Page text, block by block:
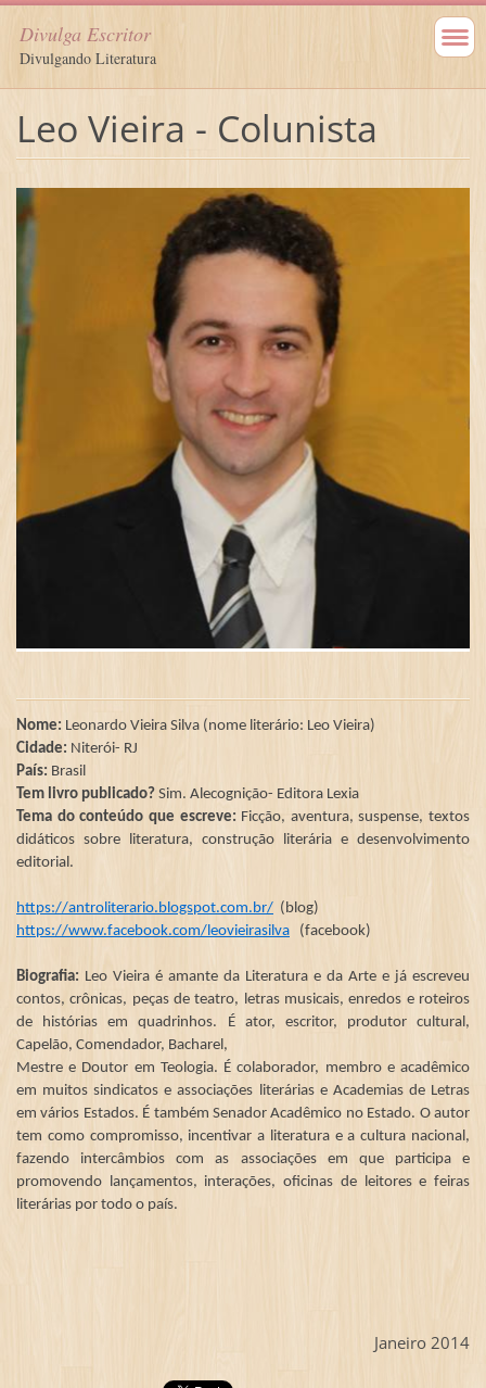
Divulga Escritor
Divulgando Literatura
Leo Vieira - Colunista
Nome: Leonardo Vieira Silva (nome literário: Leo Vieira)
Cidade: Niterói- RJ
País: Brasil
Tem livro publicado?Sim. Alecognição- Editora Lexia
Tema do conteúdo que escreve: Ficção, aventura, suspense, textos
didáticos sobre literatura, construção literária e desenvolvimento
editorial.
https://antroliterario.blogspot.com.br/(blog)
https://www.facebook.com/leovieirasilva(facebook)
Biografia: Leo Vieira é amante da Literatura e da Arte e já escreveu
contos, crônicas, peças de teatro, letras musicais, enredos e roteiros
de histórias em quadrinhos. É ator, escritor, produtor cultural,
Capelão, Comendador, Bacharel,
Mestre e Doutor em Teologia. É colaborador, membro e acadêmico
em muitos sindicatos e associações literárias e Academias de Letras
em vários Estados. É também Senador Acadêmico no Estado. O autor
tem como compromisso, incentivar a literatura e a cultura nacional,
fazendo intercâmbios com as associações em que participa e
promovendo lançamentos, interações, oficinas de leitores e feiras
literárias por todo o país.
Janeiro 2014